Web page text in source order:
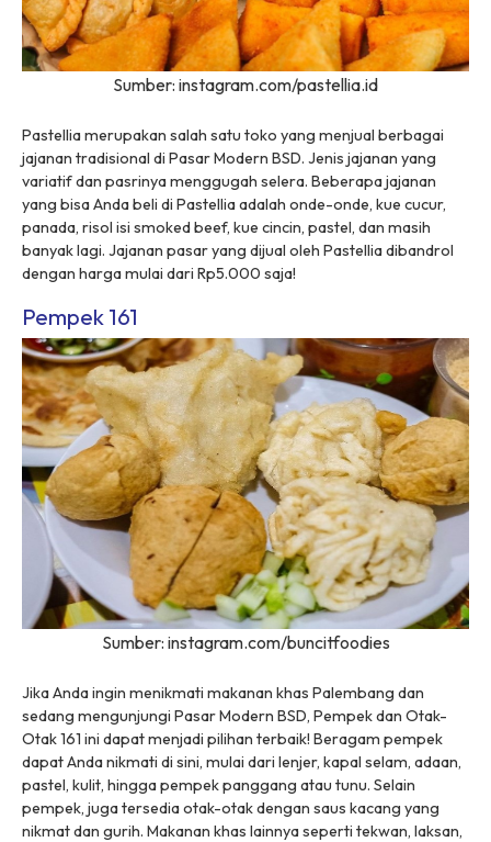
Sumber: instagram.com/pastellia.id
Pastellia merupakan salah satu toko yang menjual berbagai
jajanan tradisional di Pasar Modern BSD. Jenis jajanan yang
variatif dan pasrinya menggugah selera. Beberapa jajanan
yang bisa Anda beli di Pastellia adalah onde-onde, kue cucur,
panada, risol isi smoked beef, kue cincin, pastel, dan masih
banyak lagi. Jajanan pasar yang dijual oleh Pastellia dibandrol
dengan harga mulai dari Rp5.000 saja!
Pempek 161
Sumber: instagram.com/buncitfoodies
Jika Anda ingin menikmati makanan khas Palembang dan
sedang mengunjungi Pasar Modern BSD, Pempek dan Otak-
Otak 161 ini dapat menjadi pilihan terbaik! Beragam pempek
dapat Anda nikmati di sini, mulai dari lenjer, kapal selam, adaan,
pastel, kulit, hingga pempek panggang atau tunu. Selain
pempek, juga tersedia otak-otak dengan saus kacang yang
nikmat dan gurih. Makanan khas lainnya seperti tekwan, laksan,